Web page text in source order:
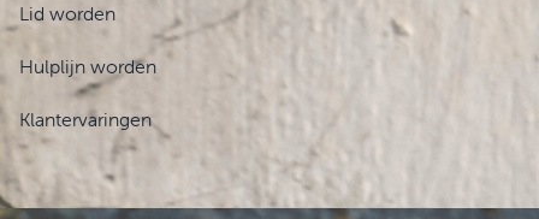
Lid worden
Hulplijn worden
Klantervaringen